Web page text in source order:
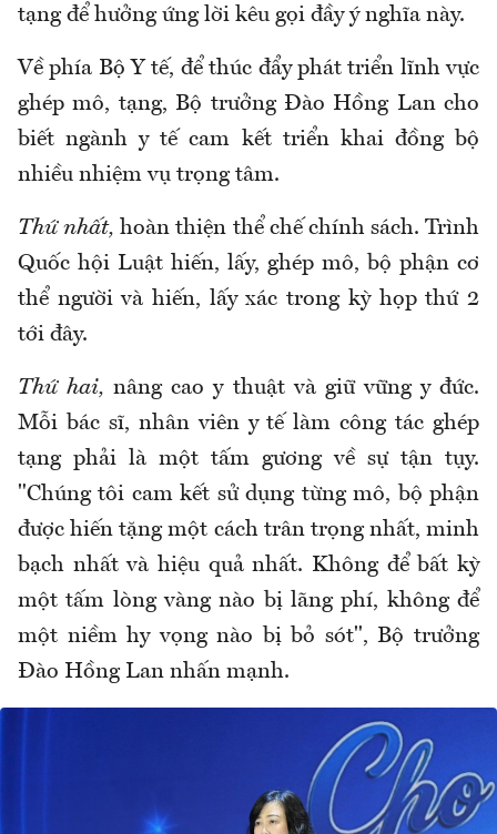
tạng để hưởng ứng lời kêu gọi đầy ý nghĩa này.
Về phía Bộ Y tế, để thúc đẩy phát triển lĩnh vực
ghép mô, tạng, Bộ trưởng Đào Hồng Lan cho
biết ngành y tế cam kết triển khai đồng bộ
nhiều nhiệm vụ trọng tâm.
Thứ nhất, hoàn thiện thể chế chính sách. Trình
Quốc hội Luật hiến, lấy, ghép mô, bộ phận cơ
thể người và hiến, lấy xác trong kỳ họp thứ 2
tới đây.
Thứ hai,nâng cao y thuật và giữ vững y đức.
Mỗi bác sĩ, nhân viên y tế làm công tác ghép
tạng phải là một tấm gương về sự tận tụy.
"Chúng tôi cam kết sử dụng từng mô, bộ phận
được hiến tặng một cách trân trọng nhất, minh
bạch nhất và hiệu quả nhất. Không để bất kỳ
một tấm lòng vàng nào bị lãng phí, không để
một niềm hy vọng nào bị bỏ sót", Bộ trưởng
Đào Hồng Lan nhấn mạnh.